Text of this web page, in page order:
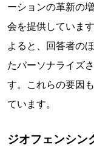
ーションの革新の
会を提供していま
よると、回答者の
たパーソナライズ
す。これらの要因
ています。
ジオフェンシン